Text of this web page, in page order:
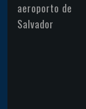
aeroporto de
Salvador